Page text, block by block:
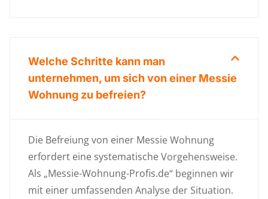
Welche Schritte kann man
unternehmen, um sich von einer Messie
Wohnung zu befreien?
Die Befreiung von einer Messie Wohnung
erfordert eine systematische Vorgehensweise.
Als „Messie-Wohnung-Profis.de“ beginnen wir
mit einer umfassenden Analyse der Situation.